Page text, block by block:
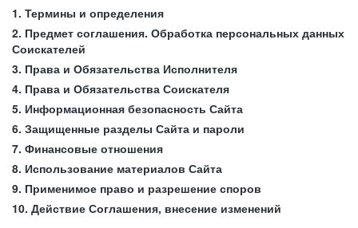
1. Термины и определения
2. Предмет соглашения. Обработка персональных данных
Соискателей
3. Права и Обязательства Исполнителя
4. Права и Обязательства Соискателя
5. Информационная безопасность Сайта
6. Защищенные разделы Сайта и пароли
7. Финансовые отношения
8. Использование материалов Сайта
9. Применимое право и разрешение споров
10. Действие Соглашения, внесение изменений